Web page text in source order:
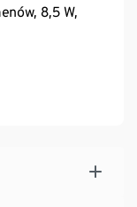
8,5 W,